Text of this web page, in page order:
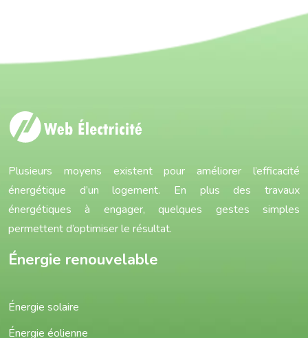
Plusieurs moyens existent pour améliorer l’efficacité
énergétique d’un logement. En plus des travaux
énergétiques à engager, quelques gestes simples
permettent d’optimiser le résultat.
Énergie renouvelable
Énergie solaire
Énergie éolienne